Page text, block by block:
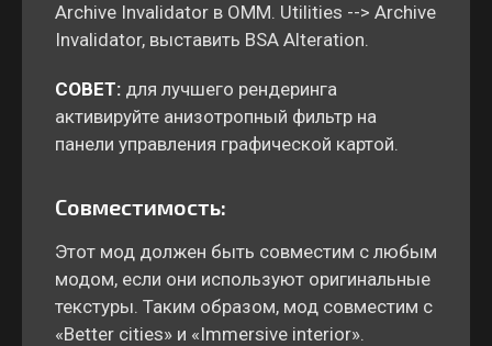
Archive Invalidator в OMM. Utilities --> Archive
Invalidator, выставить BSA Alteration.
СОВЕТ: для лучшего рендеринга
активируйте анизотропный фильтр на
панели управления графической картой.
Совместимость:
Этот мод должен быть совместим с любым
модом, если они используют оригинальные
текстуры. Таким образом, мод совместим с
«Better cities» и «Immersive interior».